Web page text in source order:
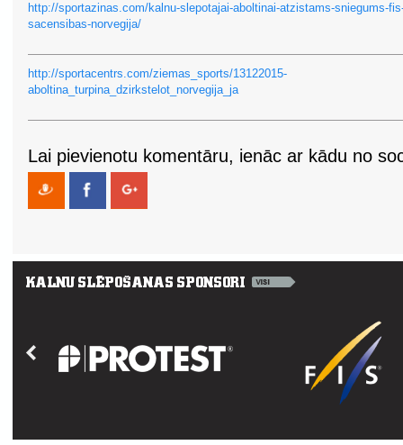
http://sportazinas.com/kalnu-slepotajai-aboltinai-atzistams-sniegums-
sacensibas-norvegija/
http://sportacentrs.com/ziemas_sports/13122015-
aboltina_turpina_dzirkstelot_norvegija_ja
Lai pievienotu komentāru, ienāc ar kādu no